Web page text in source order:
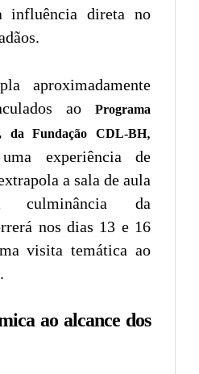
influência direta no
aproximadamente
ao
Programa
da Fundação CDL-BH,
uma experiência de
a sala de aula
culminância da
nos dias 13 e 16
visita temática ao
.
ao alcance dos